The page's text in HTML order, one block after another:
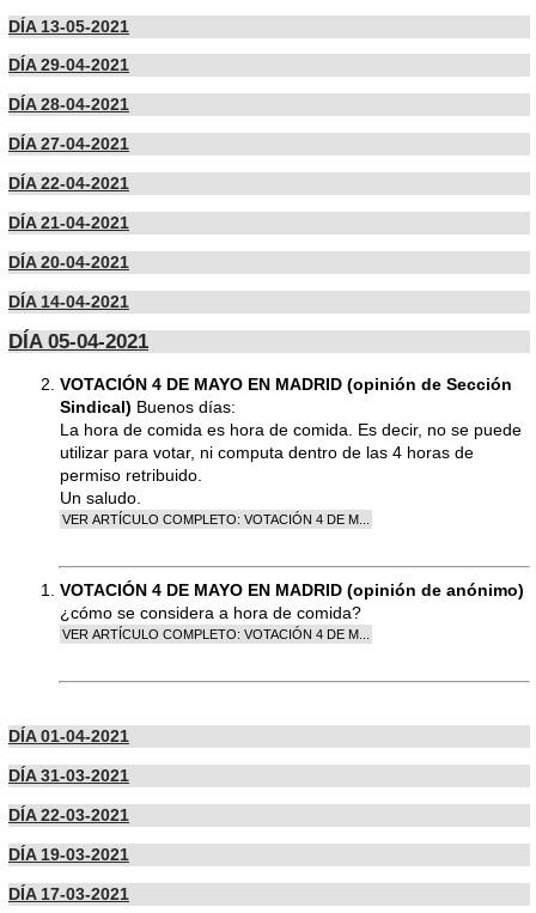
DÍA 13-05-2021
DÍA 29-04-2021
DÍA 28-04-2021
DÍA 27-04-2021
DÍA 22-04-2021
DÍA 21-04-2021
DÍA 20-04-2021
DÍA 14-04-2021
DÍA 05-04-2021
VOTACIÓN 4 DE MAYO EN MADRID (opinión de Sección
Sindical) Buenos días:
La hora de comida es hora de comida. Es decir, no se puede
utilizar para votar, ni computa dentro de las 4 horas de
permiso retribuido.
Un saludo.
VOTACIÓN 4 DE MAYO EN MADRID (opinión de anónimo)
¿cómo se considera a hora de comida?
DÍA 01-04-2021
DÍA 31-03-2021
DÍA 22-03-2021
DÍA 19-03-2021
DÍA 17-03-2021